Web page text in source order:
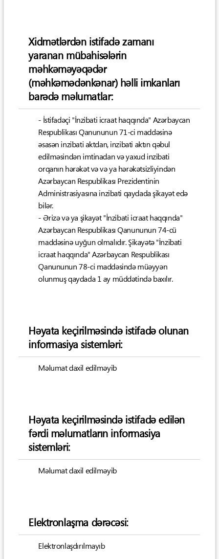
Xidmətlərdən istifadə zamanı
yaranan mübahisələrin
məhkəməyəqədər
(məhkəmədənkənar) həlli imkanları
barədə məlumatlar:
- İstifadəçi "İnzibati icraat haqqında" Azərbaycan
Respublikası Qanununun 71-ci maddəsinə
əsasən inzibati aktdan, inzibati aktın qəbul
edilməsindən imtinadan və yaxud inzibati
orqanın hərəkət və və ya hərəkətsizliyindən
Azərbaycan Respublikası Prezidentinin
Administrasiyasına inzibati qaydada şikayət edə
bilər.
- Ərizə və ya şikayət "İnzibati icraat haqqında"
Azərbaycan Respublikası Qanununun 74-cü
maddəsinə uyğun olmalıdır. Şikayətə "İnzibati
icraat haqqında" Azərbaycan Respublikası
Qanununun 78-ci maddəsində müəyyən
olunmuş qaydada 1 ay müddətində baxılır.
Həyata keçirilməsində istifadə olunan
informasiya sistemləri:
Məlumat daxil edilməyib
Həyata keçirilməsində istifadə edilən
fərdi məlumatların informasiya
sistemləri:
Məlumat daxil edilməyib
Elektronlaşma dərəcəsi:
Elektronlaşdırılmayıb